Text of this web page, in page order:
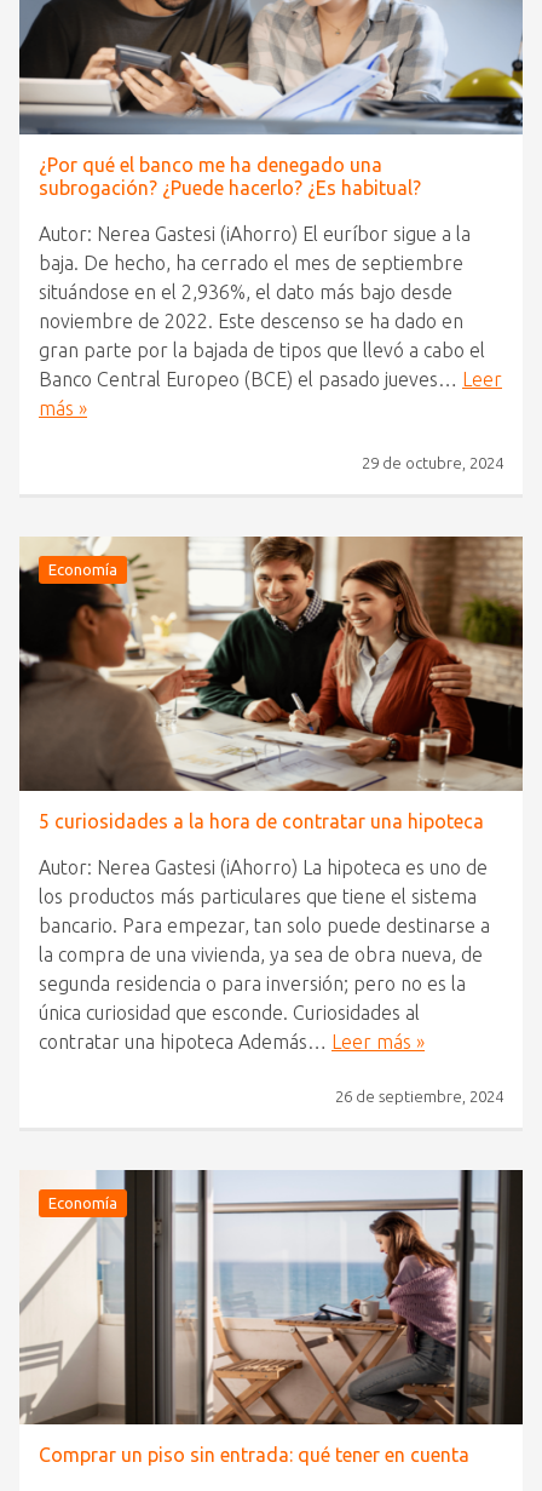
¿Por qué el banco me ha denegado una
subrogación? ¿Puede hacerlo? ¿Es habitual?
Autor: Nerea Gastesi (iAhorro) El euríbor sigue a la
baja. De hecho, ha cerrado el mes de septiembre
situándose en el 2,936%, el dato más bajo desde
noviembre de 2022. Este descenso se ha dado en
gran parte por la bajada de tipos que llevó a cabo el
Banco Central Europeo (BCE) el pasado jueves… Leer
más »
29 de octubre, 2024
Economía
5 curiosidades a la hora de contratar una hipoteca
Autor: Nerea Gastesi (iAhorro) La hipoteca es uno de
los productos más particulares que tiene el sistema
bancario. Para empezar, tan solo puede destinarse a
la compra de una vivienda, ya sea de obra nueva, de
segunda residencia o para inversión; pero no es la
única curiosidad que esconde. Curiosidades al
contratar una hipoteca Además… Leer más »
26 de septiembre, 2024
Economía
Comprar un piso sin entrada: qué tener en cuenta